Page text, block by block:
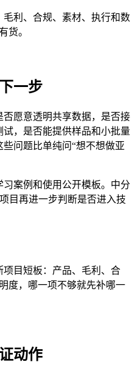
毛利、合规、素材、执行和数
货。
一步
愿意透明共享数据，是否接
，是否能提供样品和小批量
问题比单纯问“想不想做亚
案例和使用公开模板。中分
目再进一步判断是否进入技
目短板：产品、毛利、合
度，哪一项不够就先补哪一
动作